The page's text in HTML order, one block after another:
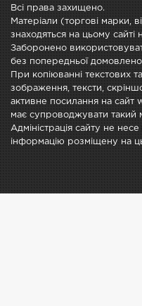
Всі права захищено.
Матеріали (торгові марки,
знаходяться на цьому сайті
Заборонено
без попередньої
При копіюванні текстових
зображення, тексти,
активне посилання на сайт
має супроводжувати такий
Адміністрація сайту не
інформацію розміщену на